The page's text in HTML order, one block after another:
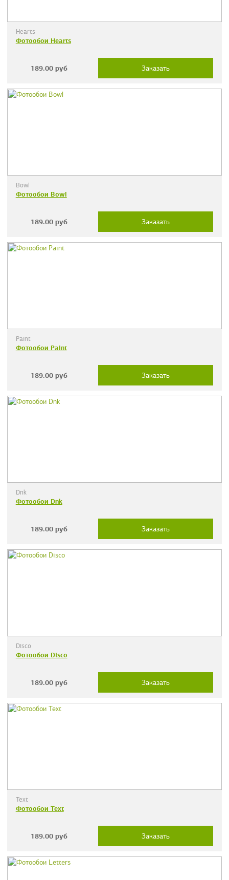
Hearts
Фотообои Hearts
189.00 руб Заказать
Bowl
Фотообои Bowl
189.00 руб Заказать
Paint
Фотообои Paint
189.00 руб Заказать
Dnk
Фотообои Dnk
189.00 руб Заказать
Disco
Фотообои Disco
189.00 руб Заказать
Text
Фотообои Text
189.00 руб Заказать